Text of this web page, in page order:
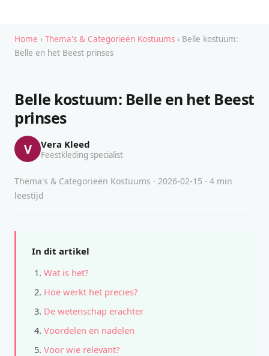
Home › Thema's & Categorieën Kostuums › Belle kostuum:
Belle en het Beest prinses
Belle kostuum: Belle en het Beest
prinses
V Vera Kleed
Feestkleding specialist
Thema's & Categorieën Kostuums · 2026-02-15 · 4 min
leestijd
In dit artikel
Wat is het?
Hoe werkt het precies?
De wetenschap erachter
Voordelen en nadelen
Voor wie relevant?